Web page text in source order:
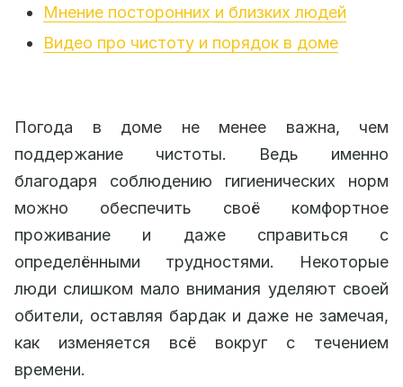
Мнение посторонних и близких людей
Видео про чистоту и порядок в доме
Погода в доме не менее важна, чем
поддержание чистоты. Ведь именно
благодаря соблюдению гигиенических норм
можно обеспечить своё комфортное
проживание и даже справиться с
определёнными трудностями. Некоторые
люди слишком мало внимания уделяют своей
обители, оставляя бардак и даже не замечая,
как изменяется всё вокруг с течением
времени.